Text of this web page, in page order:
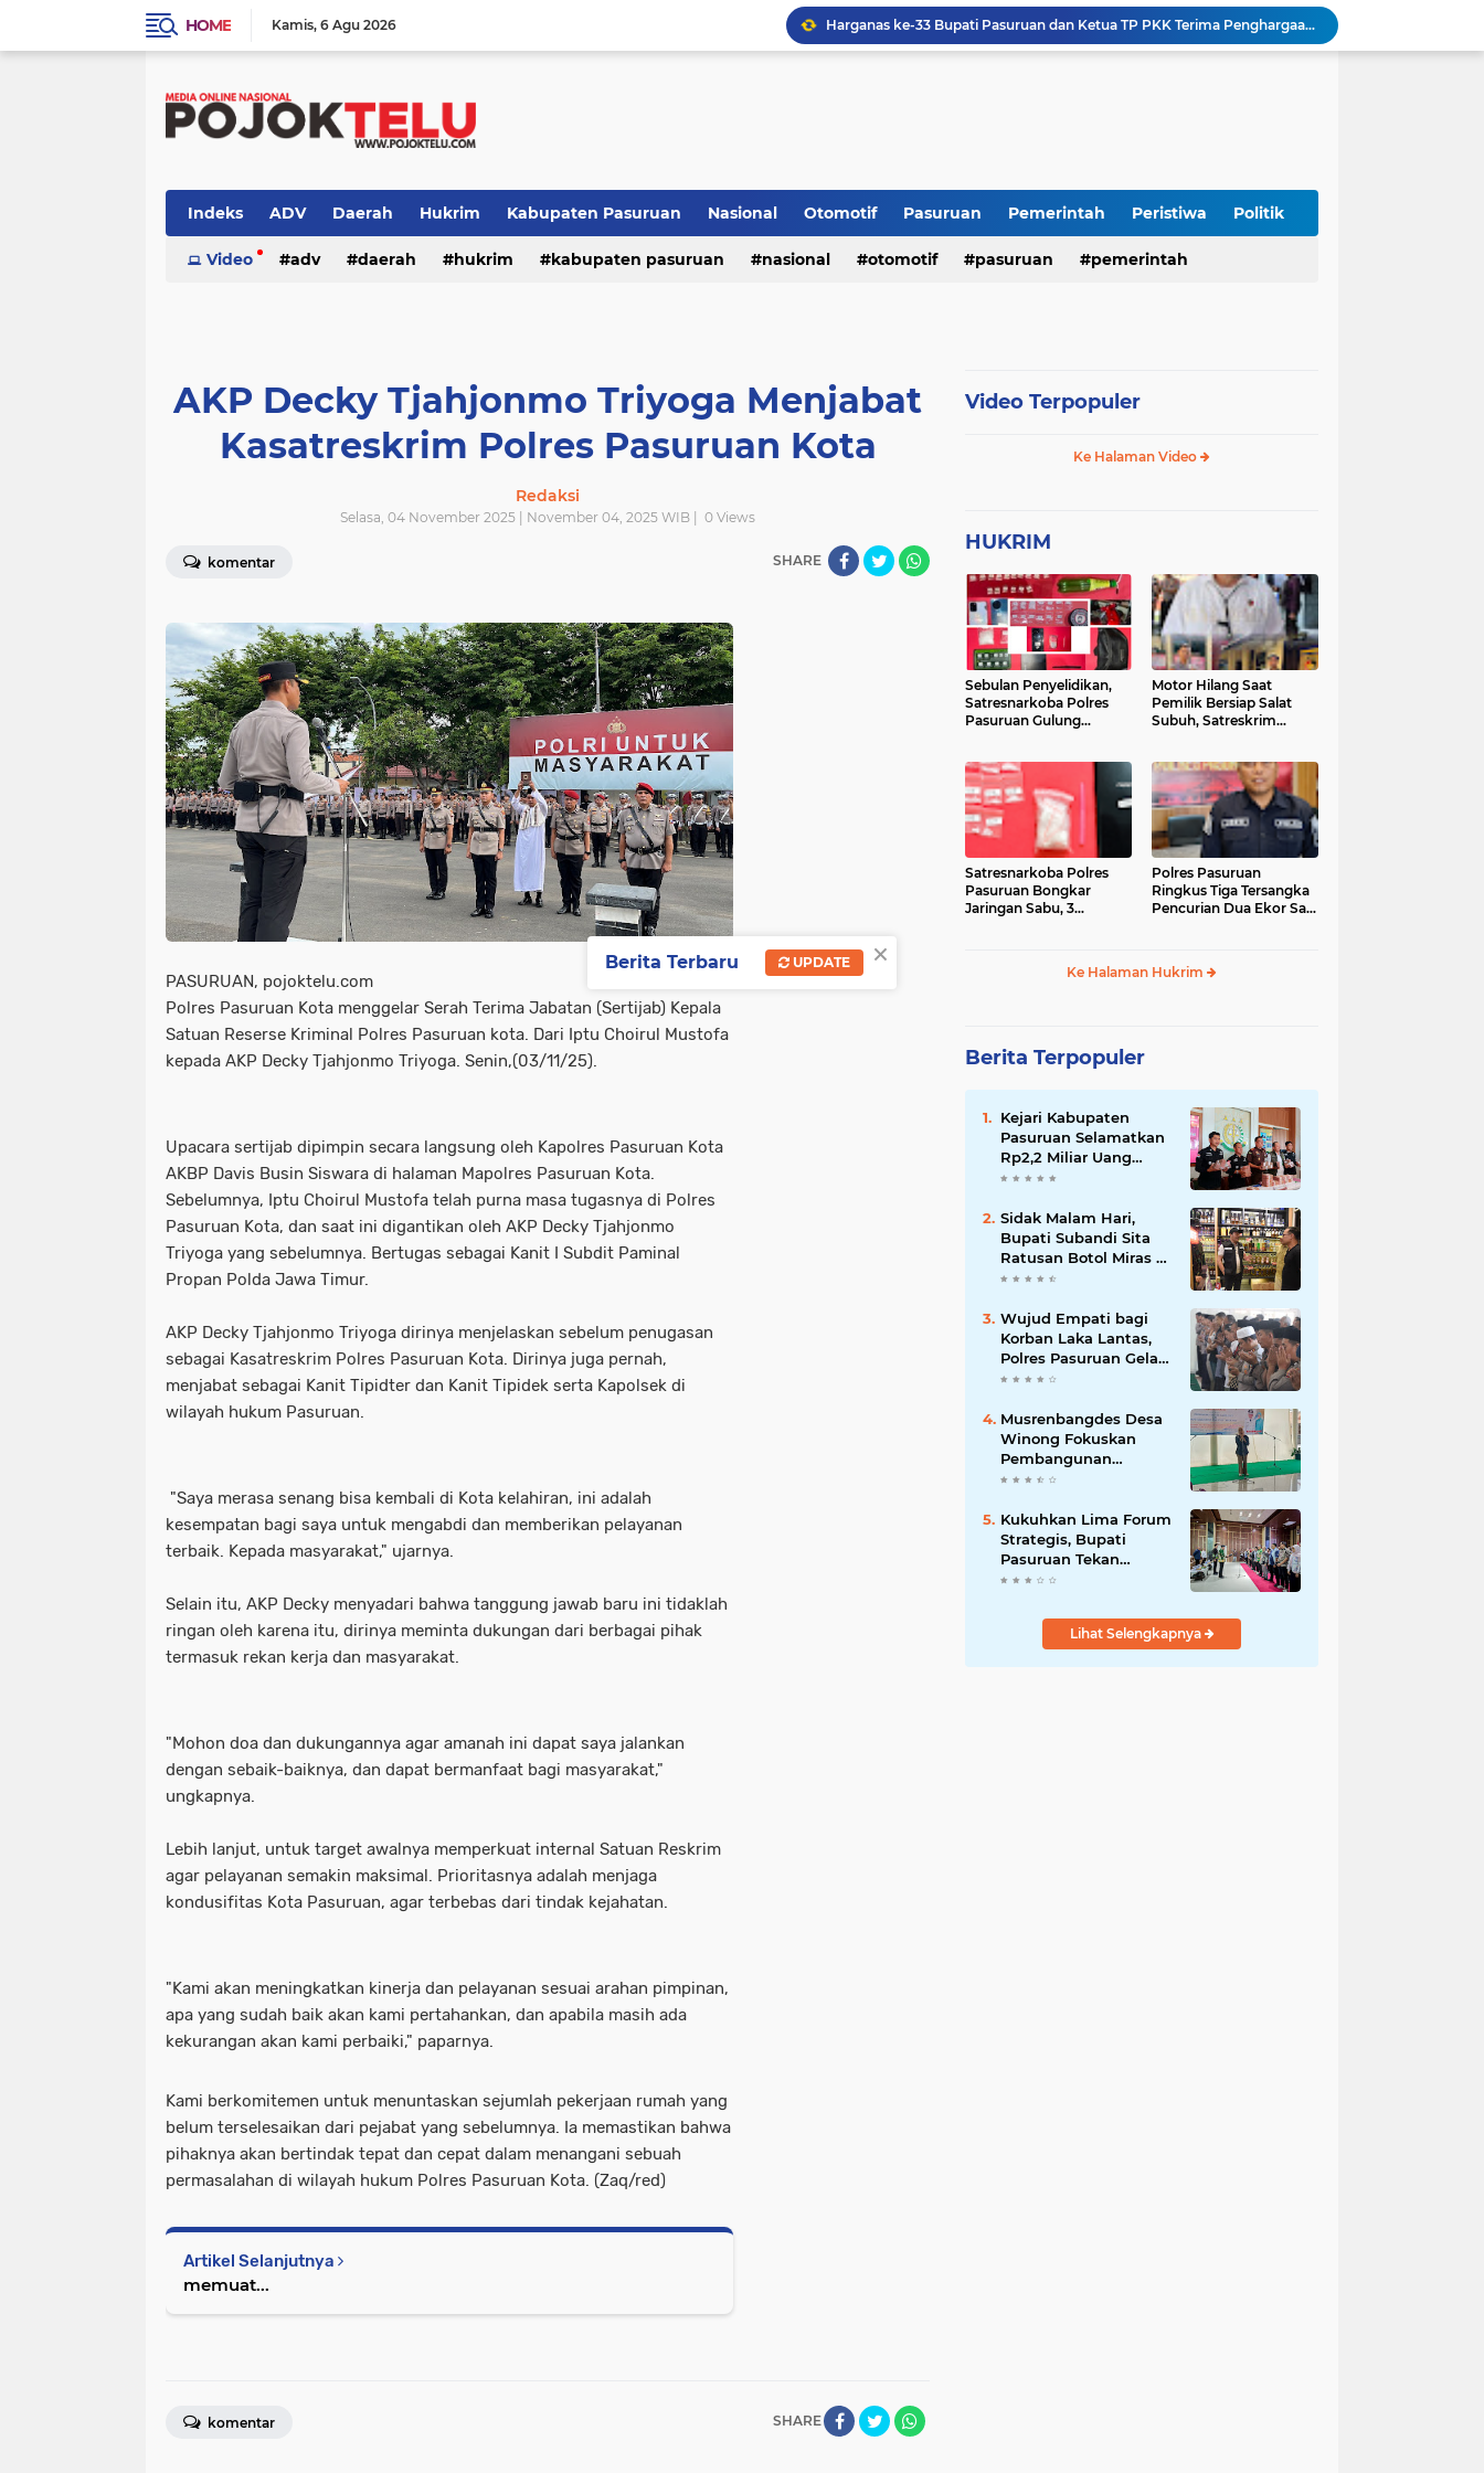
HOME Kamis 6 Agu 2026
Harganas ke-33 Bupati Pasuruan dan Ketua TP PKK Terima Penghargaan Nasional Bidang Kependudukan
ITS Hibahkan Mesin Pirolisis ke Desa Randupitu Pasuruan, Ubah Sampah Plastik Jadi BBM
Polres Mojokerto Imbau Masyarakat Tidak Gunakan Sepeda Listrik di Jalan Raya
Indeks ADV Daerah Hukrim Kabupaten Pasuruan Nasional Otomotif Pasuruan Pemerintah Peristiwa Politik
Sidoarjo TNI - POLRI TNI-POLRI
Video adv daerah hukrim kabupaten pasuruan nasional otomotif pasuruan pemerintah
AKP Decky Tjahjonmo Triyoga Menjabat
Kasatreskrim Polres Pasuruan Kota
Redaksi
Selasa, 04 November 2025 | November 04, 2025 WIB | 0 Views
komentar SHARE
PASURUAN, pojoktelu.com
Polres Pasuruan Kota menggelar Serah Terima Jabatan (Sertijab) Kepala
Satuan Reserse Kriminal Polres Pasuruan kota. Dari Iptu Choirul Mustofa
kepada AKP Decky Tjahjonmo Triyoga. Senin,(03/11/25).
Upacara sertijab dipimpin secara langsung oleh Kapolres Pasuruan Kota
AKBP Davis Busin Siswara di halaman Mapolres Pasuruan Kota.
Sebelumnya, Iptu Choirul Mustofa telah purna masa tugasnya di Polres
Pasuruan Kota, dan saat ini digantikan oleh AKP Decky Tjahjonmo
Triyoga yang sebelumnya. Bertugas sebagai Kanit I Subdit Paminal
Propan Polda Jawa Timur.
AKP Decky Tjahjonmo Triyoga dirinya menjelaskan sebelum penugasan
sebagai Kasatreskrim Polres Pasuruan Kota. Dirinya juga pernah,
menjabat sebagai Kanit Tipidter dan Kanit Tipidek serta Kapolsek di
wilayah hukum Pasuruan.
"Saya merasa senang bisa kembali di Kota kelahiran, ini adalah
kesempatan bagi saya untuk mengabdi dan memberikan pelayanan
terbaik. Kepada masyarakat," ujarnya.
Selain itu, AKP Decky menyadari bahwa tanggung jawab baru ini tidaklah
ringan oleh karena itu, dirinya meminta dukungan dari berbagai pihak
termasuk rekan kerja dan masyarakat.
"Mohon doa dan dukungannya agar amanah ini dapat saya jalankan
dengan sebaik-baiknya, dan dapat bermanfaat bagi masyarakat,"
ungkapnya.
Lebih lanjut, untuk target awalnya memperkuat internal Satuan Reskrim
agar pelayanan semakin maksimal. Prioritasnya adalah menjaga
kondusifitas Kota Pasuruan, agar terbebas dari tindak kejahatan.
"Kami akan meningkatkan kinerja dan pelayanan sesuai arahan pimpinan,
apa yang sudah baik akan kami pertahankan, dan apabila masih ada
kekurangan akan kami perbaiki," paparnya.
Kami berkomitemen untuk menuntaskan sejumlah pekerjaan rumah yang
belum terselesaikan dari pejabat yang sebelumnya. Ia memastikan bahwa
pihaknya akan bertindak tepat dan cepat dalam menangani sebuah
permasalahan di wilayah hukum Polres Pasuruan Kota. (Zaq/red)
Artikel Selanjutnya
memuat...
SHARE
komentar
Video Terpopuler
Ke Halaman Video
HUKRIM
Sebulan Penyelidikan,
Satresnarkoba Polres
Pasuruan Gulung
Motor Hilang Saat
Pemilik Bersiap Salat
Subuh, Satreskrim
Satresnarkoba Polres
Pasuruan Bongkar
Jaringan Sabu, 3
Polres Pasuruan
Ringkus Tiga Tersangka
Pencurian Dua Ekor Sapi
Ke Halaman Hukrim
Berita Terpopuler
Kejari Kabupaten
Pasuruan Selamatkan
Rp2,2 Miliar Uang
Negara dari Korupsi
Sidak Malam Hari,
Bupati Subandi Sita
Ratusan Botol Miras di
Kawasan Perumahan
Wujud Empati bagi
Korban Laka Lantas,
Polres Pasuruan Gelar
Salat Ghaib dan Doa
Musrenbangdes Desa
Winong Fokuskan
Pembangunan
Berbasis Potensi Lokal,
Meski Dihantam
Efisiensi Anggaran
Kukuhkan Lima Forum
Strategis, Bupati
Pasuruan Tekan
Pentingnya Program
Lihat Selengkapnya
×
Berita Terbaru UPDATE